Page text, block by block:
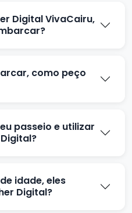
Digital VivaCairu,
como peço
passeio e utilizar
idade, eles
Digital?